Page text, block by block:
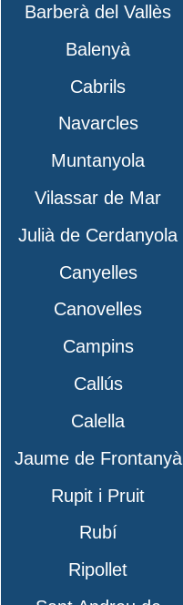
Barberà del Vallès
Balenyà
Cabrils
Navarcles
Muntanyola
Vilassar de Mar
Julià de Cerdanyola
Canyelles
Canovelles
Campins
Callús
Calella
Jaume de Frontanyà
Rupit i Pruit
Rubí
Ripollet